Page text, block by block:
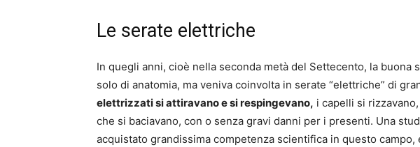
Le serate elettriche
In quegli anni, cioè nella seconda metà del Settecento, la buona
solo di anatomia, ma veniva coinvolta in serate “elettriche” di
elettrizzati si attiravano e si respingevano, i capelli si
che si baciavano, con o senza gravi danni per i presenti. Una
acquistato grandissima competenza scientifica in questo